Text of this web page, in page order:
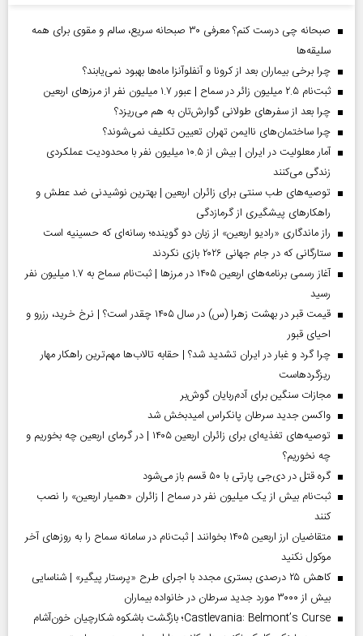
صبحانه چی درست کنم؟ معرفی ۳۰ صبحانه سریع، سالم و مقوی برای همه
سلیقه‌ها
چرا برخی بیماران بعد از کرونا و آنفلوآنزا ماه‌ها بهبود نمی‌یابند؟
ثبت‌نام ۲.۵ میلیون زائر در سماح | عبور ۱.۷ میلیون نفر از مرز‌های اربعین
چرا بعد از سفرهای طولانی گوارش‌تان به هم می‌ریزد؟
چرا ساختمان‌های ناایمن تهران تعیین تکلیف نمی‌شوند؟
آمار معلولیت در ایران | بیش از ۱۰.۵ میلیون نفر با محدودیت عملکردی
زندگی می‌کنند
توصیه‌های طب سنتی برای زائران اربعین | بهترین نوشیدنی ضد عطش و
راهکارهای پیشگیری از گرمازدگی
راز ماندگاری «رادیو اربعین» از زبان دو گوینده؛ رسانه‌ای که حسینیه است
ستارگانی که در جام جهانی ۲۰۲۶ بازی نکردند
آغاز رسمی برنامه‌های اربعین ۱۴۰۵ در مرز‌ها | ثبت‌نام سماح به ۱.۷ میلیون نفر
رسید
قیمت قبر در بهشت زهرا (س) در سال ۱۴۰۵ چقدر است؟ | نرخ خرید، رزرو و
احیای قبور
چرا گرد و غبار در ایران تشدید شد؟ | حقابه تالاب‌ها مهم‌ترین راهکار مهار
ریزگردهاست
مجازات سنگین برای آدم‌ربایان گوش‌بر
واکسن جدید سرطان پانکراس امیدبخش شد
توصیه‌های تغذیه‌ای برای زائران اربعین ۱۴۰۵ | در گرمای اربعین چه بخوریم و
چه نخوریم؟
گره قتل در دی‌جی پارتی با ۵۰ قسم باز می‌شود
ثبت‌نام بیش از یک میلیون نفر در سماح | زائران «همیار اربعین» را نصب
کنند
متقاضیان ارز اربعین ۱۴۰۵ بخوانند | ثبت‌نام در سامانه سماح را به روز‌های آخر
موکول نکنید
کاهش ۲۵ درصدی بستری مجدد با اجرای طرح «پرستار پیگیر» | شناسایی
بیش از ۳۰۰۰ مورد جدید سرطان در خانواده بیماران
Castlevania: Belmont’s Curse؛ بازگشت باشکوه شکارچیان خون‌آشام